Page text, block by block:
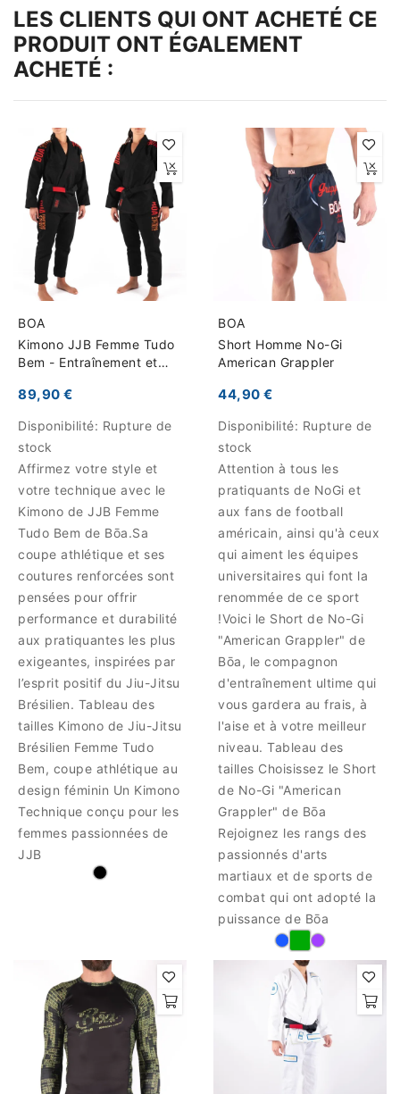
LES CLIENTS QUI ONT ACHETÉ CE
PRODUIT ONT ÉGALEMENT
ACHETÉ :
BOA
Kimono JJB Femme Tudo
Bem - Entraînement et
89,90 €
Disponibilité: Rupture de
stock
Affirmez votre style et
votre technique avec le
Kimono de JJB Femme
Tudo Bem de Bōa.Sa
coupe athlétique et ses
coutures renforcées sont
pensées pour offrir
performance et durabilité
aux pratiquantes les plus
exigeantes, inspirées par
l’esprit positif du Jiu-Jitsu
Brésilien. Tableau des
tailles Kimono de Jiu-Jitsu
Brésilien Femme Tudo
Bem, coupe athlétique au
design féminin Un Kimono
Technique conçu pour les
femmes passionnées de
JJB
BOA
Short Homme No-Gi
American Grappler
44,90 €
Disponibilité: Rupture de
stock
Attention à tous les
pratiquants de NoGi et
aux fans de football
américain, ainsi qu'à ceux
qui aiment les équipes
universitaires qui font la
renommée de ce sport
!Voici le Short de No-Gi
"American Grappler" de
Bōa, le compagnon
d'entraînement ultime qui
vous gardera au frais, à
l'aise et à votre meilleur
niveau. Tableau des
tailles Choisissez le Short
de No-Gi "American
Grappler" de Bōa
Rejoignez les rangs des
passionnés d'arts
martiaux et de sports de
combat qui ont adopté la
puissance de Bōa